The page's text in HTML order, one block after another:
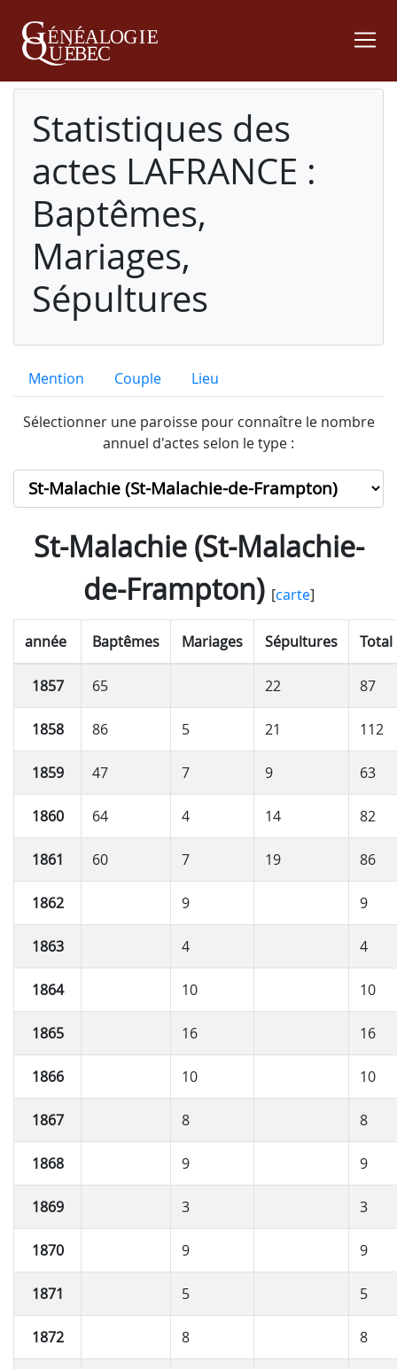
Statistiques des
actes LAFRANCE :
Baptêmes,
Mariages,
Sépultures
Mention Couple Lieu
Sélectionner une paroisse pour connaître le nombre
annuel d'actes selon le type :
St-Malachie (St-Malachie-
de-Frampton)[carte]
année Baptêmes Mariages Sépultures Total
1857 65 22 87
1858 86 5 21 112
1859 47 7 9 63
1860 64 4 14 82
1861 60 7 19 86
1862 9 9
1863 4 4
1864 10 10
1865 16 16
1866 10 10
1867 8 8
1868 9 9
1869 3 3
1870 9 9
1871 5 5
1872 8 8